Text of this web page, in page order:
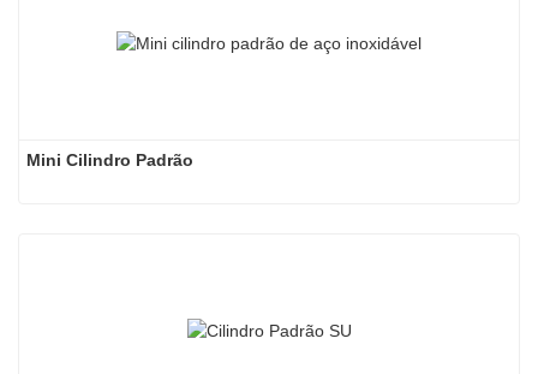
Mini Cilindro Padrão